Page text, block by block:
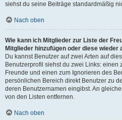
siehst du seine Beiträge standardmäßig
Nach oben
Wie kann ich Mitglieder zur Liste der
Mitglieder hinzufügen oder diese wieder
Du kannst Benutzer auf zwei Arten auf
Benutzerprofil siehst du zwei Links: einen
Freunde und einen zum Ignorieren des
persönlichen Bereich direkt Benutzer zu
deren Benutzernamen eingibst. An
von den Listen entfernen.
Nach oben